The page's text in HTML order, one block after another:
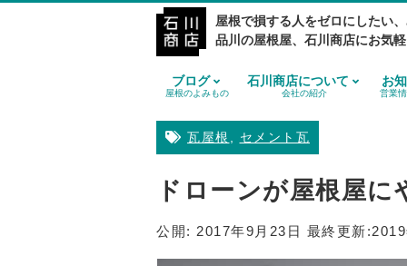
屋根で損する人をゼロにしたい
品川の屋根屋、石川商店にお気
ブログ
屋根のよみもの
石川商店について
会社の紹介
お
営業
瓦屋根 , セメント瓦
ドローンが屋根屋
公開: 2017年9月23日 最終更新: